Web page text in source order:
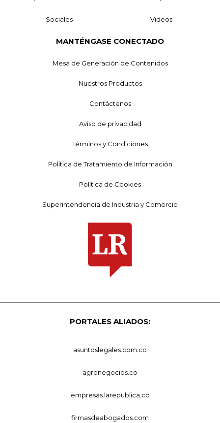
Sociales Videos
MANTÉNGASE CONECTADO
Mesa de Generación de Contenidos
Nuestros Productos
Contáctenos
Aviso de privacidad
Términos y Condiciones
Política de Tratamiento de Información
Política de Cookies
Superintendencia de Industria y Comercio
PORTALES ALIADOS:
asuntoslegales.com.co
agronegocios.co
empresas.larepublica.co
firmasdeabogados.com